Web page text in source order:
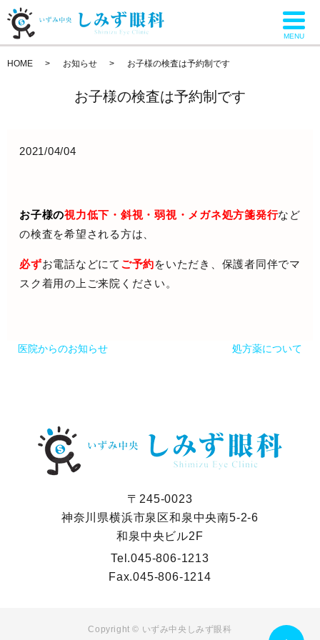
MENU
HOME お知らせ お子様の検査は予約制です
お子様の検査は予約制です
2021/04/04
お子様の視力低下・斜視・弱視・メガネ処方箋発行など
の検査を希望される方は、
必ずお電話などにて ご予約をいただき、保護者同伴でマ
スク着用の上ご来院ください。
医院からのお知らせ 処方薬について
〒245-0023
神奈川県横浜市泉区和泉中央南5-2-6
和泉中央ビル2F
Tel.045-806-1213
Fax.045-806-1214
Copyright © いずみ中央しみず眼科